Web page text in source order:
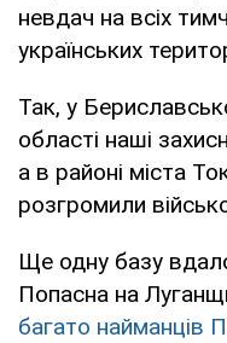
невдач на всіх
українських
Так, у
області наші
а в районі міста
розгромили
Ще одну базу
Попасна на
багато найманців